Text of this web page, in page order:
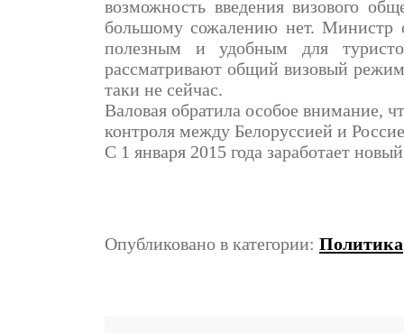
возможность введения визового
большому сожалению нет. Министр
полезным и удобным для
рассматривают общий визовый
таки не сейчас.
Валовая обратила особое внимание,
контроля между Белоруссией и
С 1 января 2015 года заработает
Опубликовано в категории: Политика